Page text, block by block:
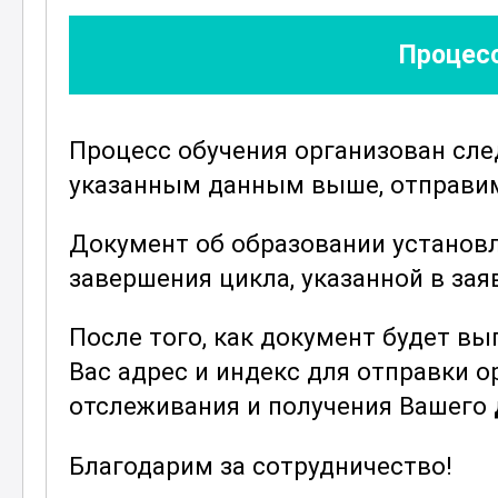
доверительных отношений и
Программа также включает
проектами и стратегического
достижению целей, и
преодоления. Важным элементом
профессиональными целями, что
профессиональной, но и в личной
для новичков, стремящихся
Благодаря комплексному подходу
понятьпсихологические процессы,
эффективно использовать эти
Процесс обучения организован
указанным данным выше,
Документ об образовании
завершения цикла, указанной в
После того, как документ будет
Вас адрес и индекс для отправки
отслеживания и получения Вашего
Благодарим за сотрудничество!